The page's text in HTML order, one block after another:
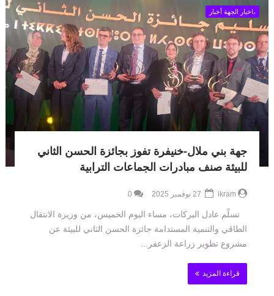
،اخبار الجهة أخبار
جهة بني ملال-خنيفرة تفوز بجائزة الحسن الثاني
للبيئة صنف مبادرات الجماعات الترابية
ikram
0
تسلّم عادل البركات، مساء اليوم الخميس، من وزيرة الانتقال
الطاقي والتنمية المستدامة جائزة الحسن الثاني للبيئة عن
مشروع تطوير زراعة الزعفر...
قراءة المزيد